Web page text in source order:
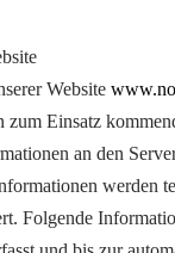
Website
zum Einsatz
an den
werden
Folgende